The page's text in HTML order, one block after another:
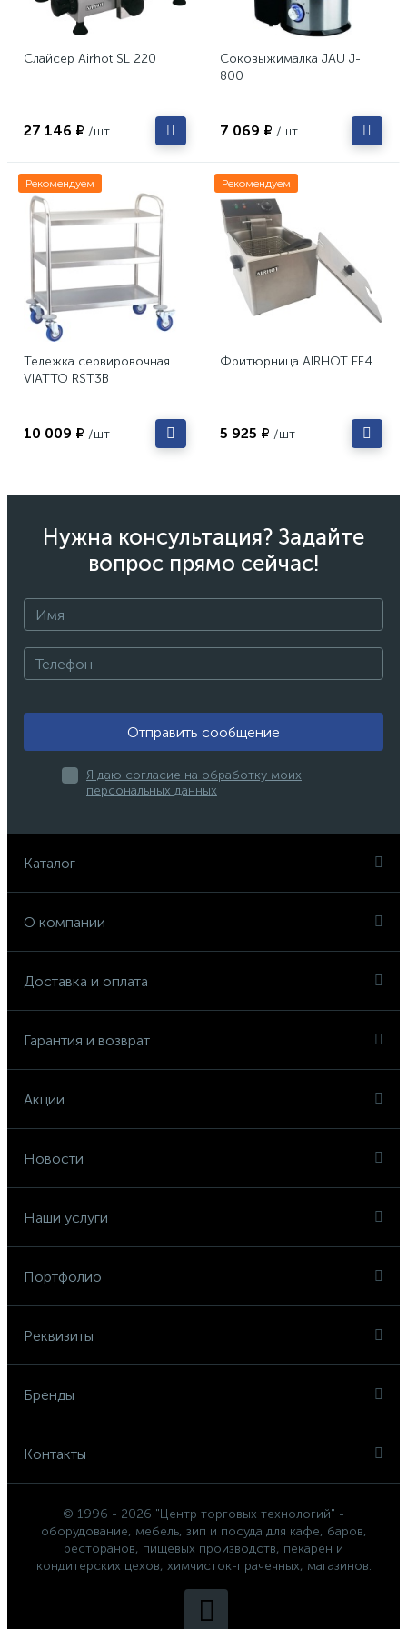
Слайсер Airhot SL 220
27 146 ₽ /шт
Соковыжималка JAU J-
800
7 069 ₽ /шт
Рекомендуем
Тележка сервировочная
VIATTO RST3B
10 009 ₽ /шт
Рекомендуем
Фритюрница AIRHOT EF4
5 925 ₽ /шт
Нужна консультация? Задайте
вопрос прямо сейчас!
Отправить сообщение
Я даю согласие на обработку моих
персональных данных
Каталог
О компании
Доставка и оплата
Гарантия и возврат
Акции
Новости
Наши услуги
Портфолио
Реквизиты
Бренды
Контакты
© 1996 - 2026 "Центр торговых технологий" -
оборудование, мебель, зип и посуда для кафе, баров,
ресторанов, пищевых производств, пекарен и
кондитерских цехов, химчисток-прачечных, магазинов.